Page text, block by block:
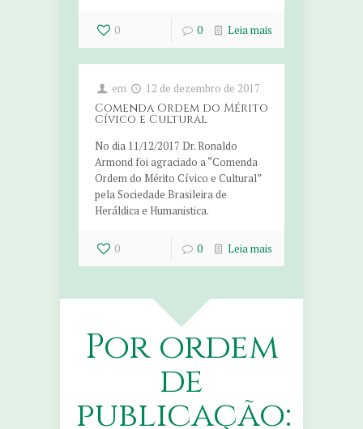
0 0 Leia mais
em 12 de dezembro de 2017
Comenda Ordem do Mérito
Cívico e Cultural
No dia 11/12/2017 Dr. Ronaldo
Armond foi agraciado a “Comenda
Ordem do Mérito Cívico e Cultural”
pela Sociedade Brasileira de
Heráldica e Humanistica.
0 0 Leia mais
Por ordem
de
publicação: